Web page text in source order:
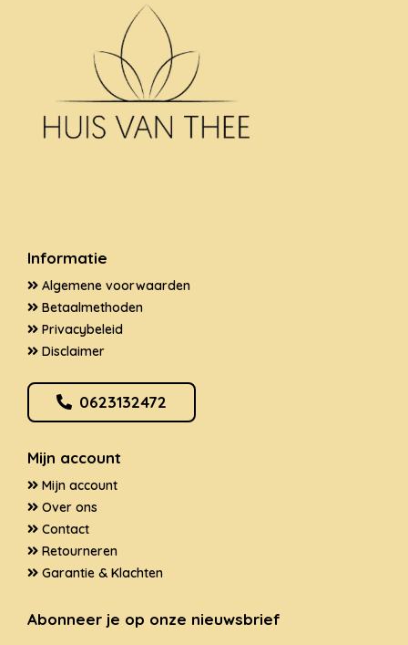
Informatie
Algemene voorwaarden
Betaalmethoden
Privacybeleid
Disclaimer
0623132472
Mijn account
Mijn account
Over ons
Contact
Retourneren
Garantie & Klachten
Abonneer je op onze nieuwsbrief